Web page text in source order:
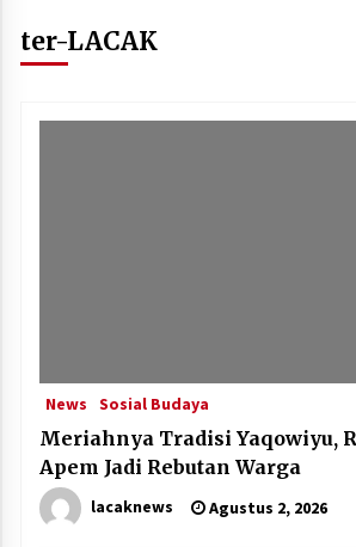
ter-LACAK
News Sosial Budaya
Meriahnya Tradisi Yaqowiyu,
Apem Jadi Rebutan Warga
lacaknews Agustus 2, 2026